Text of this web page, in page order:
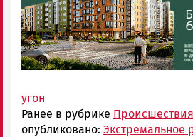
угон
Ранее в рубрике Происшествия
опубликовано: Экстремальное